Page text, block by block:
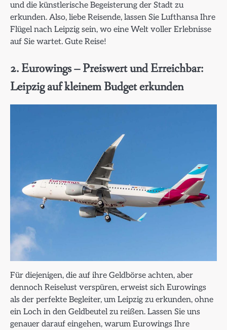
und die künstlerische Begeisterung der Stadt zu
erkunden. Also, liebe Reisende, lassen Sie Lufthansa Ihre
Flügel nach Leipzig sein, wo eine Welt voller Erlebnisse
auf Sie wartet. Gute Reise!
2. Eurowings – Preiswert und Erreichbar:
Leipzig auf kleinem Budget erkunden
Für diejenigen, die auf ihre Geldbörse achten, aber
dennoch Reiselust verspüren, erweist sich Eurowings
als der perfekte Begleiter, um Leipzig zu erkunden, ohne
ein Loch in den Geldbeutel zu reißen. Lassen Sie uns
genauer darauf eingehen, warum Eurowings Ihre